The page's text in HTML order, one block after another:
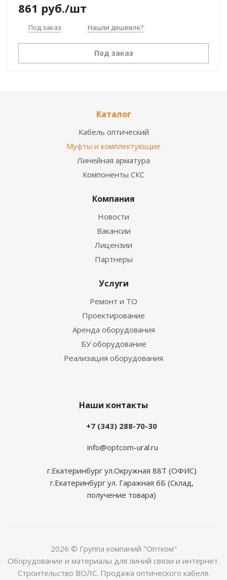
861 руб./шт
Под заказ Нашли дешевле?
Под заказ
Каталог
Кабель оптический
Муфты и комплектующие
Линейная арматура
Компоненты СКС
Компания
Новости
Вакансии
Лицензии
Партнеры
Услуги
Ремонт и ТО
Проектирование
Аренда оборудования
БУ оборудование
Реализация оборудования
Наши контакты
+7 (343) 288-70-30
info@optcom-ural.ru
г.Екатеринбург ул.Окружная 88Т (ОФИС)
г.Екатеринбург ул. Гаражная 6Б (Склад,
получение товара)
2026 © Группа компаний "Оптком"
Оборудование и материалы для линий связи и интернет.
Строительство ВОЛС. Продажа оптического кабеля.